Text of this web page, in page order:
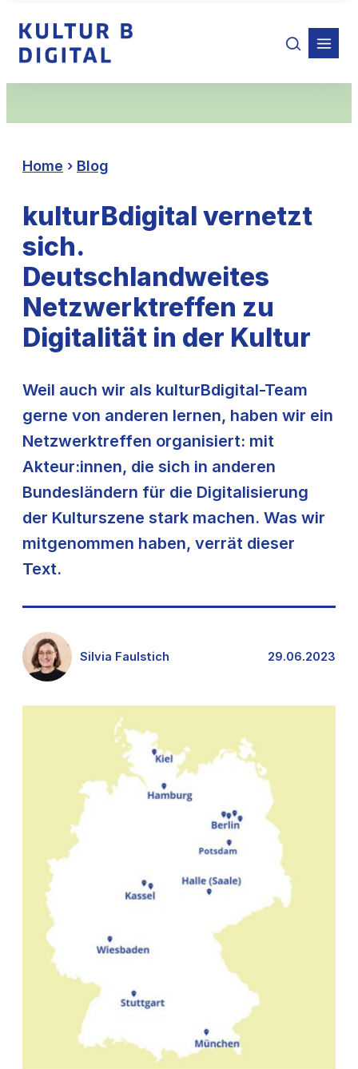
Inhalt
springen
Home › Blog
kulturBdigital vernetzt
sich.
Deutschlandweites
Netzwerktreffen zu
Digitalität in der Kultur
Weil auch wir als kulturBdigital-Team
gerne von anderen lernen, haben wir ein
Netzwerktreffen organisiert: mit
Akteur:innen, die sich in anderen
Bundesländern für die Digitalisierung
der Kulturszene stark machen. Was wir
mitgenommen haben, verrät dieser
Text.
Silvia Faulstich 29.06.2023